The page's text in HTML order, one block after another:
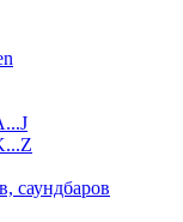
саундбаров